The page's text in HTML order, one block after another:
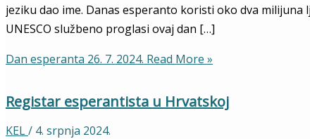
jeziku dao ime. Danas esperanto koristi oko dva
UNESCO službeno proglasi ovaj dan […]
Dan esperanta 26. 7. 2024. Read More »
Registar esperantista u Hrvatskoj
KEL/ 4. srpnja 2024.